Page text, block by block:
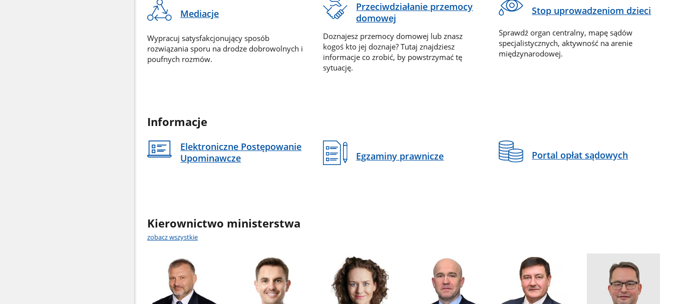
Mediacje
Wypracuj satysfakcjonujący sposób
rozwiązania sporu na drodze dobrowolnych i
poufnych rozmów.
Przeciwdziałanie przemocy
domowej
Doznajesz przemocy domowej lub znasz
kogoś kto jej doznaje? Tutaj znajdziesz
informacje co zrobić, by powstrzymać tę
sytuację.
Stop uprowadzeniom dzieci
Sprawdź organ centralny, mapę sądów
specjalistycznych, aktywność na arenie
międzynarodowej.
Informacje
Elektroniczne Postępowanie
Upominawcze
Egzaminy prawnicze Portal opłat sądowych
Kierownictwo ministerstwa
zobacz wszystkie